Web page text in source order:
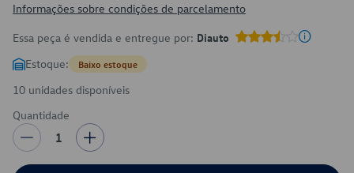
Informações sobre condições de parcelamento
Essa peça é vendida e entregue por: Diauto
Estoque: Baixo estoque
10 unidades disponíveis
Quantidade
1